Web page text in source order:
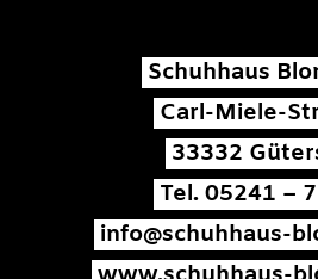
Schuhhaus
Carl-Miele-
33332
Tel. 05241 –
info@schuhhaus-